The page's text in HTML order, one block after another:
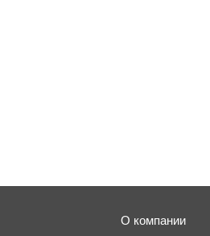
О компании